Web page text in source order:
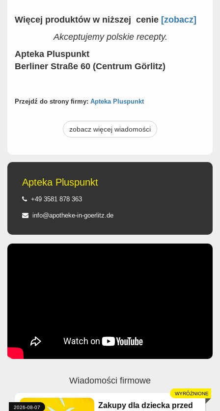
Więcej produktów w niższej cenie [zobacz]
Akceptujemy polskie recepty.
Apteka Pluspunkt
Berliner Straße 60 (Centrum Görlitz)
Przejdź do strony firmy: Apteka Pluspunkt
zobacz więcej wiadomości
Apteka Pluspunkt
+49 3581 878 363
info@apotheke-in-goerlitz.de
Wiadomości firmowe
Zakupy dla dziecka przed
2026-08-07